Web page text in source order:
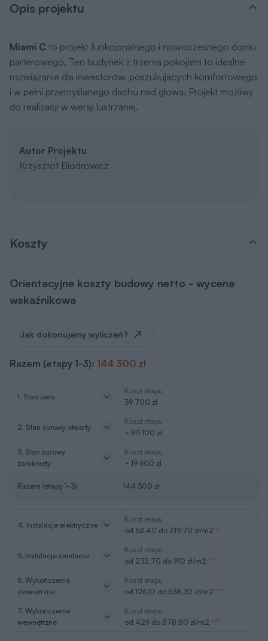
Opis projektu
Miami C to projekt funkcjonalnego i nowoczesnego domu
parterowego. Ten budynek z trzema pokojami to idealne
rozwiązanie dla inwestorów, poszukujących komfortowego
i w pełni przemyślanego dachu nad głową. Projekt możliwy
do realizacji w wersji lustrzanej.
Autor Projektu
Krzysztof Biodrowicz
Koszty
Orientacyjne koszty budowy netto - wycena
wskaźnikowa
Jak dokonujemy wyliczeń?
Razem (etapy 1-3): 144 300 zł
1. Stan zero
Koszt etapu
39 700 zł
2. Stan surowy otwarty
Koszt etapu
+ 85 100 zł
3. Stan surowy
zamknięty
Koszt etapu
+ 19 500 zł
Razem (etapy 1-3): 144 300 zł
4. Instalacje elektryczne
Koszt etapu
od 62,40 do 219,70 zł/m2 *
5. Instalacje sanitarne
Koszt etapu
od 232,70 do 910 zł/m2 **
6. Wykończenie
zewnętrzne
Koszt etapu
od 126,10 do 638,30 zł/m2 ***
7. Wykończenie
wewnętrzne
Koszt etapu
od 429 do 878,80 zł/m2 ***